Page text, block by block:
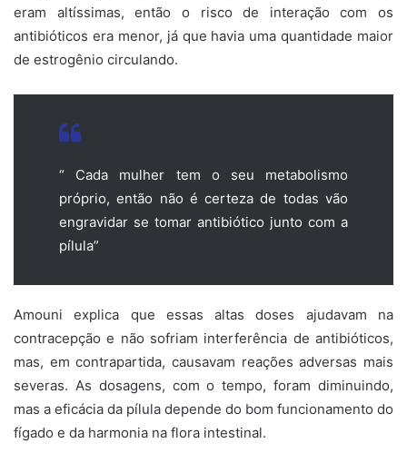
eram altíssimas, então o risco de interação com os
antibióticos era menor, já que havia uma quantidade maior
de estrogênio circulando.
“ Cada mulher tem o seu metabolismo
próprio, então não é certeza de todas vão
engravidar se tomar antibiótico junto com a
pílula”
Amouni explica que essas altas doses ajudavam na
contracepção e não sofriam interferência de antibióticos,
mas, em contrapartida, causavam reações adversas mais
severas. As dosagens, com o tempo, foram diminuindo,
mas a eficácia da pílula depende do bom funcionamento do
fígado e da harmonia na flora intestinal.